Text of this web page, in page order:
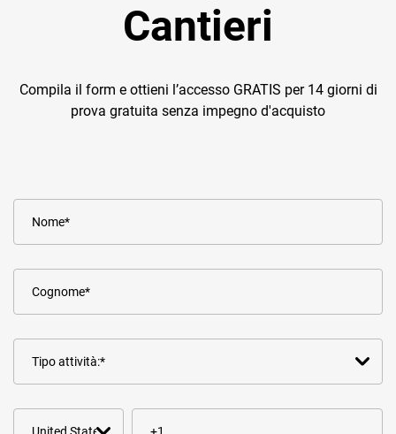
Cantieri
Compila il form e ottieni l’accesso GRATIS per 14 giorni di
prova gratuita senza impegno d'acquisto